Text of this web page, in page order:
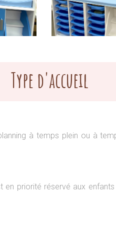
Type d'accueil
à temps plein ou à
priorité réservé aux